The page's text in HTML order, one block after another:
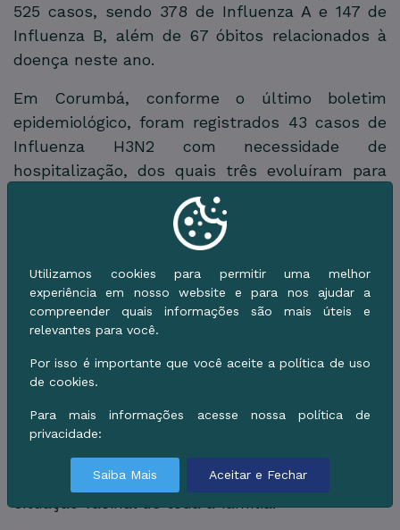
525 casos, sendo 378 de Influenza A e 147 de
Influenza B, além de 67 óbitos relacionados à
doença neste ano.
Em Corumbá, conforme o último boletim
epidemiológico, foram registrados 43 casos de
Influenza H3N2 com necessidade de
hospitalização, dos quais três evoluíram para
Atualmente, o Estado registra cobertura vacinal
de apenas 43,85% contra a Influenza,
percentual abaixo do recomendado para
ampliar a proteção coletiva da população.
A Secretaria Municipal de Saúde reforça que a
vacinação continua sendo a forma mais eficaz
de prevenção, reduzindo o risco de formas
graves da doença, internações e complicações.
A orientação é que a população aproveite o
atendimento deste sábado para atualizar a
Utilizamos cookies para permitir uma melhor
experiência em nosso website e para nos ajudar a
compreender quais informações são mais úteis e
relevantes para você.
Por isso é importante que você aceite a política de uso
de cookies.
Para mais informações acesse nossa política de
privacidade:
Saiba Mais Aceitar e Fechar